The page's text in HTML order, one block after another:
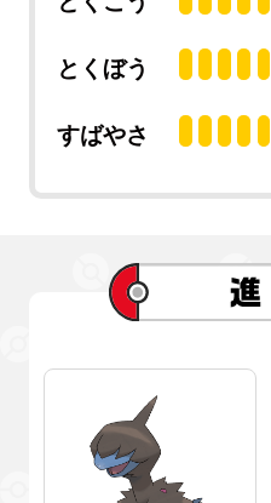
とくぼう
すばやさ